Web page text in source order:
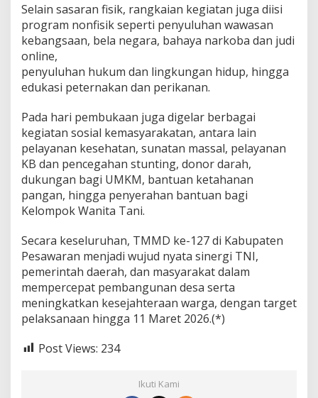
Selain sasaran fisik, rangkaian kegiatan juga diisi
program nonfisik seperti penyuluhan wawasan
kebangsaan, bela negara, bahaya narkoba dan judi
online,
penyuluhan hukum dan lingkungan hidup, hingga
edukasi peternakan dan perikanan.
Pada hari pembukaan juga digelar berbagai
kegiatan sosial kemasyarakatan, antara lain
pelayanan kesehatan, sunatan massal, pelayanan
KB dan pencegahan stunting, donor darah,
dukungan bagi UMKM, bantuan ketahanan
pangan, hingga penyerahan bantuan bagi
Kelompok Wanita Tani.
Secara keseluruhan, TMMD ke-127 di Kabupaten
Pesawaran menjadi wujud nyata sinergi TNI,
pemerintah daerah, dan masyarakat dalam
mempercepat pembangunan desa serta
meningkatkan kesejahteraan warga, dengan target
pelaksanaan hingga 11 Maret 2026.(*)
Post Views: 234
Ikuti Kami